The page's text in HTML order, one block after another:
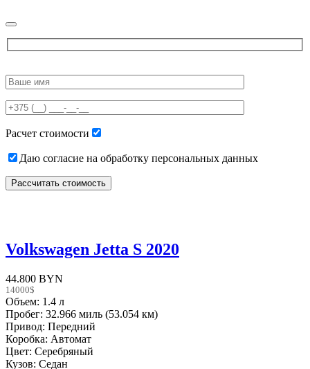
leave
field
empty.
Расчет стоимости
Даю согласие на обработку персональных данных
Volkswagen Jetta S 2020
44.800 BYN
14000$
Объем: 1.4 л
Пробег: 32.966 миль (53.054 км)
Привод: Передний
Коробка: Автомат
Цвет: Серебряный
Кузов: Седан